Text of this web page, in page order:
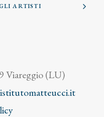
ARTISTI
Viareggio (LU)